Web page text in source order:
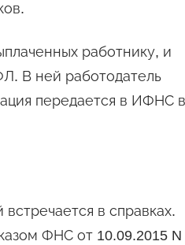
работнику, и
В ней работодатель
передается в ИФНС в
в справках.
ФНС от 10.09.2015 N